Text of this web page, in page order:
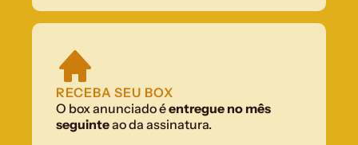
RECEBA SEU BOX
O box anunciado é entregue no mês
seguinte ao da assinatura.